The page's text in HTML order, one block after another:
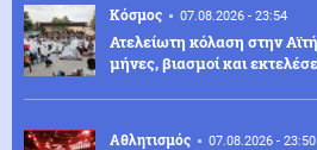
Κόσμος 07.08.2026 - 23:54
Ατελείωτη κόλαση στην
μήνες, βιασμοί και
Αθλητισμός 07.08.2026 - 23:50